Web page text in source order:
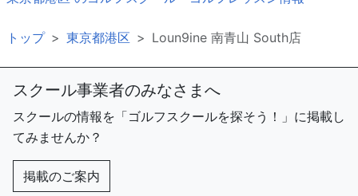
トップ 東京都港区 Loun9ine 南青山 South店
スクール事業者のみなさまへ
スクールの情報を「ゴルフスクールを探そう！」に掲載し
てみませんか？
掲載のご案内